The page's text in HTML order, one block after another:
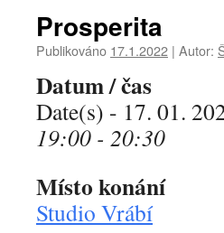
Prosperita
Publikováno 17.1.2022 | Autor:
Datum / čas
Date(s) - 17. 01.
19:00 - 20:30
Místo konání
Studio Vrábí